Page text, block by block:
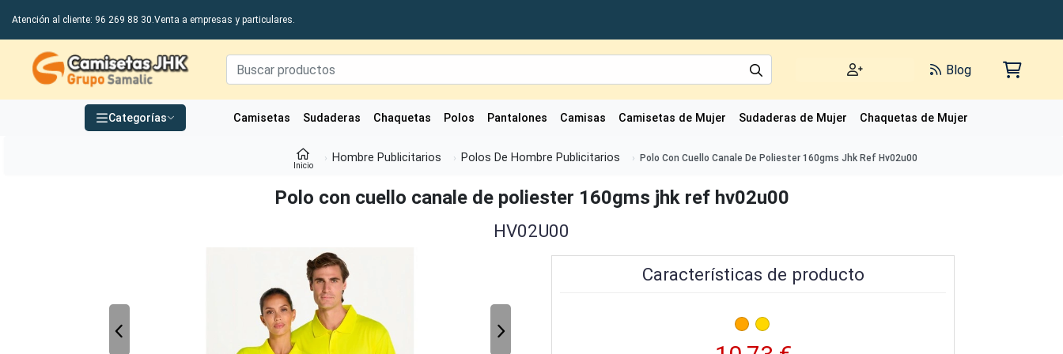
Atención al cliente: 96 269 88 30.Venta a empresas y particulares.
Grupo Samalic S.L Blog
Categorías Camisetas Sudaderas Chaquetas Polos Pantalones Camisas Camisetas de Mujer Sudaderas de Mujer Chaquetas de Mujer
Inicio
Hombre Publicitarios Polos De Hombre Publicitarios Polo Con Cuello Canale De Poliester 160gms Jhk Ref Hv02u00
Polo con cuello canale de poliester 160gms jhk ref hv02u00
HV02U00
Características de producto